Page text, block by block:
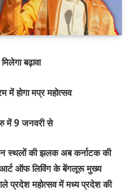
बढ़ावा
होगा मप्र महोत्सव
में 9 जनवरी से
स्थलों की झलक अब कर्नाटक की
ऑफ लिविंग के बेंगलूरू मुख्य
प्रदेश महोत्सव में मध्य प्रदेश की